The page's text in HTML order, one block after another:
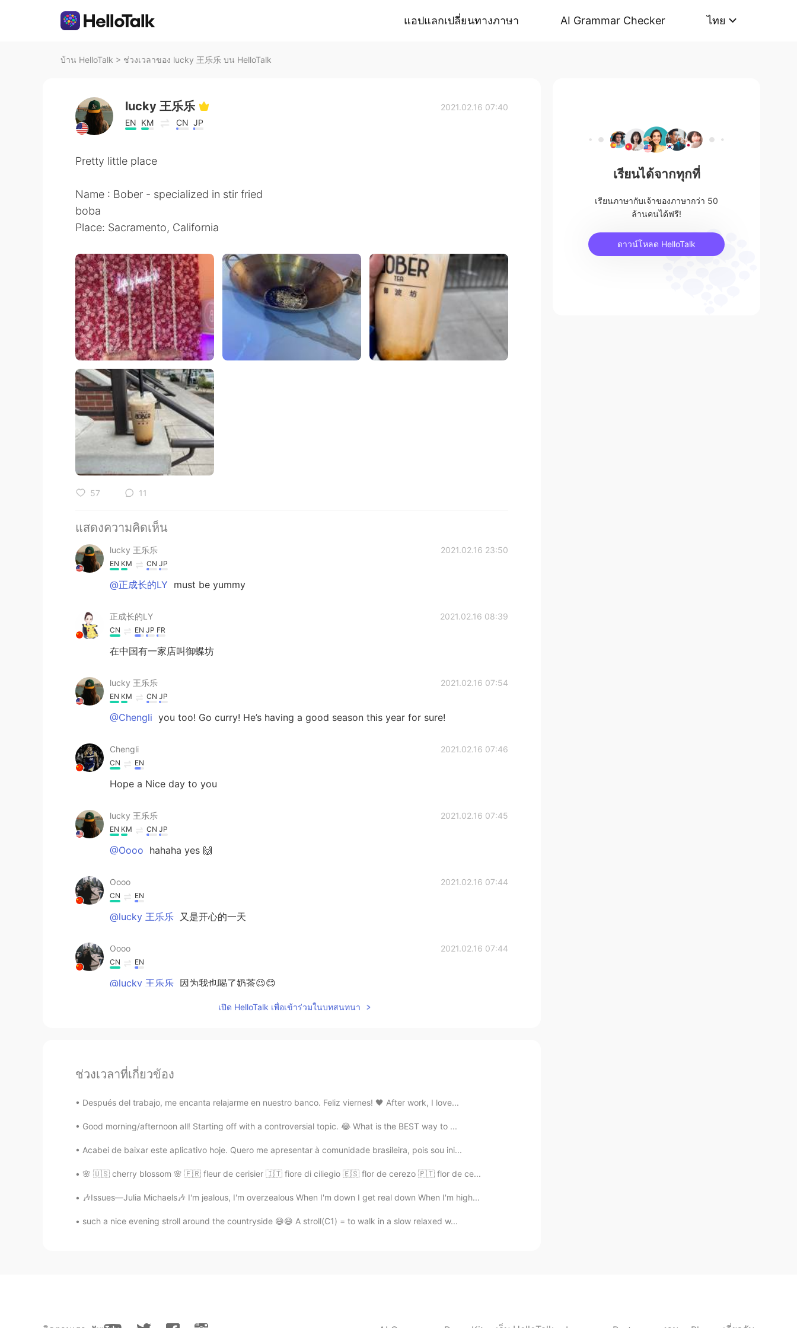
แอปแลกเปลี่ยนทางภาษา AI Grammar Checker ไทย
บ้าน HelloTalk > ช่วงเวลาของ lucky 王乐乐 บน HelloTalk
lucky 王乐乐
EN KM CN JP
2021.02.16 07:40
Pretty little place
Name : Bober - specialized in stir fried
boba
Place: Sacramento, California
57 11
แสดงความคิดเห็น
lucky 王乐乐 2021.02.16 23:50
EN KM CN JP
@正成长的LY must be yummy
正成长的LY 2021.02.16 08:39
CN EN JP FR
在中国有一家店叫御蝶坊
lucky 王乐乐 2021.02.16 07:54
EN KM CN JP
@Chengli you too! Go curry! He’s having a good season this year for sure!
Chengli 2021.02.16 07:46
CN EN
Hope a Nice day to you
lucky 王乐乐 2021.02.16 07:45
EN KM CN JP
@Oooo hahaha yes 🙌
Oooo 2021.02.16 07:44
CN EN
@lucky 王乐乐 又是开心的一天
Oooo 2021.02.16 07:44
CN EN
@lucky 王乐乐 因为我也喝了奶茶😉😊
lucky 王乐乐
Oooo 2021.02.16 07:42
เปิด HelloTalk เพื่อเข้าร่วมในบทสนทนา
ช่วงเวลาที่เกี่ยวข้อง
Después del trabajo, me encanta relajarme en nuestro banco. Feliz viernes! 🖤 After work, I love...
Good morning/afternoon all! Starting off with a controversial topic. 😂 What is the BEST way to ...
Acabei de baixar este aplicativo hoje. Quero me apresentar à comunidade brasileira, pois sou ini...
🌸 🇺🇸 cherry blossom 🌸 🇫🇷 fleur de cerisier 🇮🇹 fiore di ciliegio 🇪🇸 flor de cerezo 🇵🇹 flor de ce...
🎶Issues—Julia Michaels🎶 I'm jealous, I'm overzealous When I'm down I get real down When I'm high...
such a nice evening stroll around the countryside 😄😄 A stroll(C1) = to walk in a slow relaxed w...
เรียนได้จากทุกที่
เรียนภาษากับเจ้าของภาษากว่า 50
ล้านคนได้ฟรี!
ดาวน์โหลด HelloTalk